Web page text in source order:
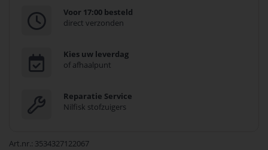
Voor 17:00 besteld
direct verzonden
Kies uw leverdag
of afhaalpunt
Reparatie Service
Nilfisk stofzuigers
Art.nr. 3534327122067